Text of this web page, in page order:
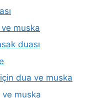
muska
duası
için dua ve muska
ve muska